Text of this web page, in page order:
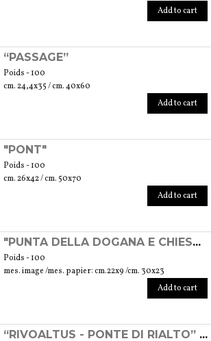
Add to cart
“PASSAGE”
Poids - 100
cm. 24,4x35 / cm. 40x60
Add to cart
"PONT"
Poids - 100
cm. 26x42 / cm. 50x70
Add to cart
"PUNTA DELLA DOGANA E CHIESA DEL REDENTORE" - GRAVURE EXPÉRIMENTALE
Poids - 100
mes. image /mes. papier: cm.22x9 /cm. 30x23
Add to cart
“RIVOALTUS - PONTE DI RIALTO” - GRAVURE EXPÉRIMENTALE